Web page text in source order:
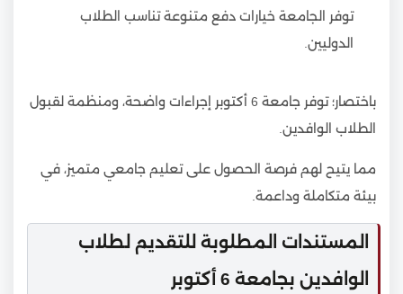
توفر الجامعة خيارات دفع متنوعة تناسب الطلاب
الدوليين.
باختصار؛ توفر جامعة 6 أكتوبر إجراءات واضحة، ومنظمة لقبول
الطلاب الوافدين.
مما يتيح لهم فرصة الحصول على تعليم جامعي متميز، في
بيئة متكاملة وداعمة.
المستندات المطلوبة للتقديم لطلاب
الوافدين بجامعة 6 أكتوبر